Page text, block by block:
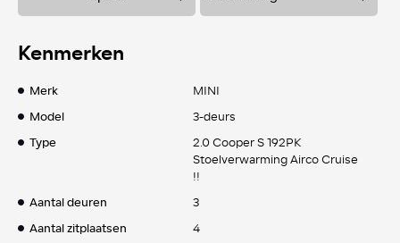
Kenmerken
Merk
MINI
Model
3-deurs
Type
2.0 Cooper S 192PK
Stoelverwarming Airco Cruise
!!
Aantal deuren
3
Aantal zitplaatsen
4